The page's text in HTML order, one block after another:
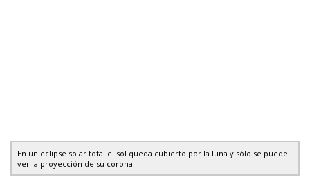
En un eclipse solar total el sol queda cubierto por la luna y sólo se puede
ver la proyección de su corona.